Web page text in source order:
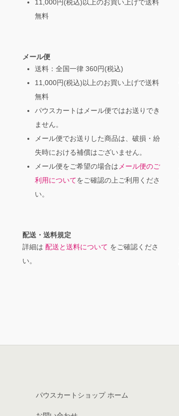
11,000円(税込)以上のお買い上げで送料
無料
メール便
送料：全国一律 360円(税込)
11,000円(税込)以上のお買い上げで送料
無料
パウスカートはメール便ではお送りでき
ません。
メール便でお送りした商品は、破損・紛
失時における補償はございません。
メール便をご希望の場合はメール便のご
利用についてをご確認の上ご利用くださ
い。
配送・送料規定
詳細は 配送と送料について をご確認くださ
い。
パウスカートショップ ホーム